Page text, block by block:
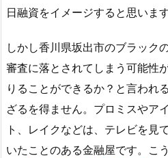
日融資をイメージすると思います
しかし香川県坂出市のブラック
審査に落とされてしまう可能性
りることができるか？と言われ
ざるを得ません。プロミスやア
ト、レイクなどは、テレビを見
いたことのある金融屋です。こ